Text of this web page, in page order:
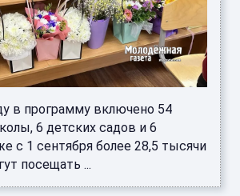
в программу включено 54
6 детских садов и 6
с 1 сентября более 28,5 тысячи
посещать ...